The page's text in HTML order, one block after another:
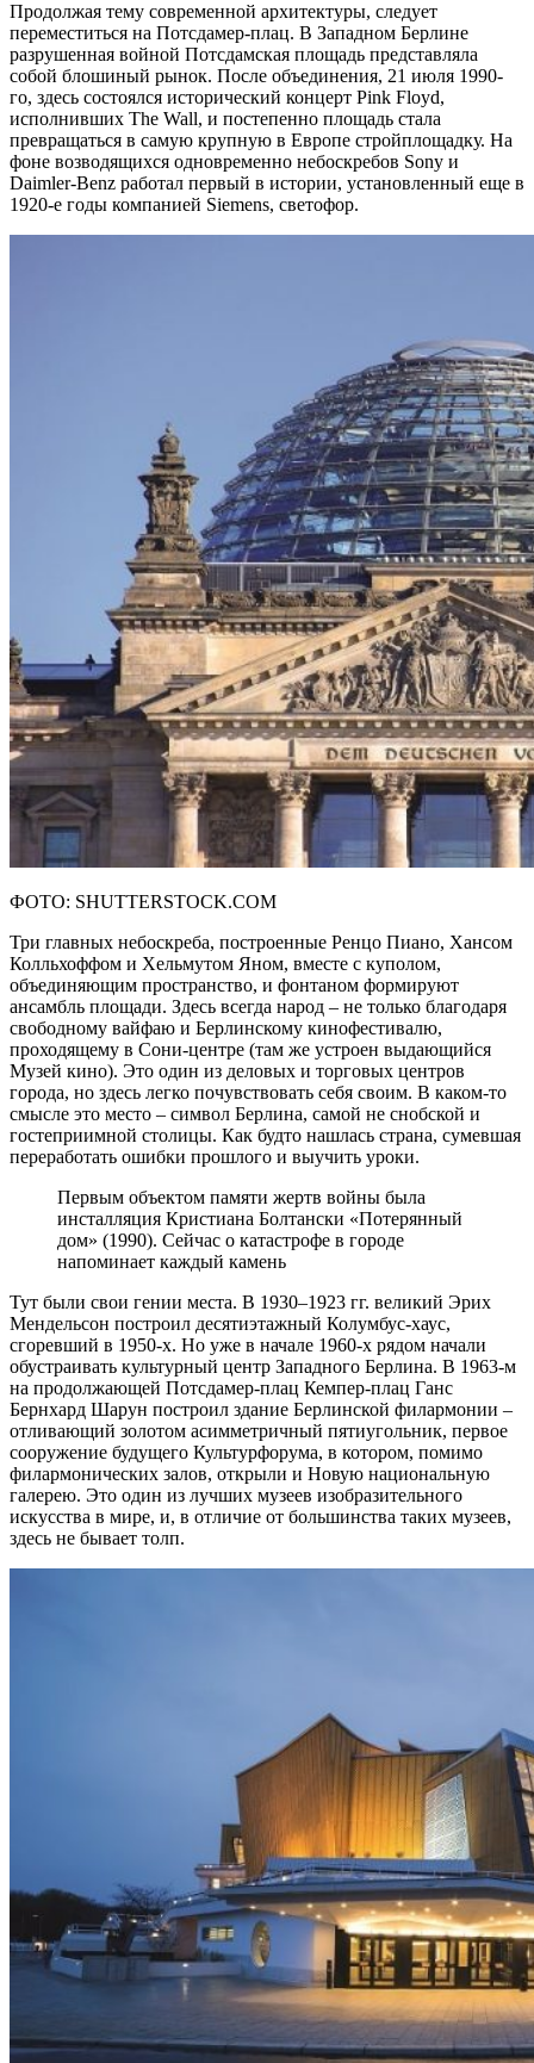
Продолжая тему современной архитектуры, следует
переместиться на Потсдамер-плац. В Западном Берлине
разрушенная войной Потсдамская площадь представляла
собой блошиный рынок. После объединения, 21 июля 1990-
го, здесь состоялся исторический концерт Pink Floyd,
исполнивших The Wall, и постепенно площадь стала
превращаться в самую крупную в Европе стройплощадку. На
фоне возводящихся одновременно небоскребов Sony и
Daimler-Benz работал первый в истории, установленный еще в
1920-е годы компанией Siemens, светофор.
ФОТО: SHUTTERSTOCK.COM
Три главных небоскреба, построенные Ренцо Пиано, Хансом
Колльхоффом и Хельмутом Яном, вместе с куполом,
объединяющим пространство, и фонтаном формируют
ансамбль площади. Здесь всегда народ – не только благодаря
свободному вайфаю и Берлинскому кинофестивалю,
проходящему в Сони-центре (там же устроен выдающийся
Музей кино). Это один из деловых и торговых центров
города, но здесь легко почувствовать себя своим. В каком-то
смысле это место – символ Берлина, самой не снобской и
гостеприимной столицы. Как будто нашлась страна, сумевшая
переработать ошибки прошлого и выучить уроки.
Первым объектом памяти жертв войны была
инсталляция Кристиана Болтански «Потерянный
дом» (1990). Сейчас о катастрофе в городе
напоминает каждый камень
Тут были свои гении места. В 1930–1923 гг. великий Эрих
Мендельсон построил десятиэтажный Колумбус-хаус,
сгоревший в 1950-х. Но уже в начале 1960-х рядом начали
обустраивать культурный центр Западного Берлина. В 1963-м
на продолжающей Потсдамер-плац Кемпер-плац Ганс
Бернхард Шарун построил здание Берлинской филармонии –
отливающий золотом асимметричный пятиугольник, первое
сооружение будущего Культурфорума, в котором, помимо
филармонических залов, открыли и Новую национальную
галерею. Это один из лучших музеев изобразительного
искусства в мире, и, в отличие от большинства таких музеев,
здесь не бывает толп.